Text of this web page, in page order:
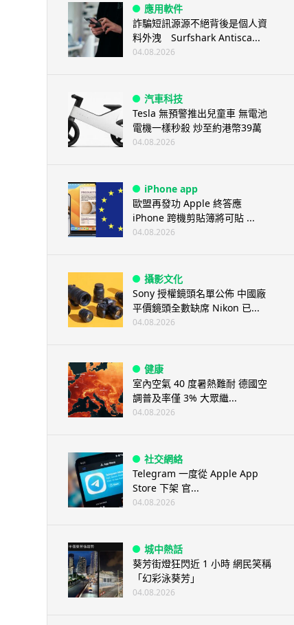
應用軟件
詐騙短訊源源不絕背後是個人資
料外洩 Surfshark Antisca...
04.08.2026
汽車科技
Tesla 無預警推出兒童車 無電池
電機一樣秒殺 炒至約港幣39萬
04.08.2026
iPhone app
歐盟再發功 Apple 終答應
iPhone 跨機剪貼簿將可貼 ...
04.08.2026
攝影文化
Sony 授權鏡頭名單公佈 中國廠
平價鏡頭全數缺席 Nikon 已...
04.08.2026
健康
室內空氣 40 度暑熱難耐 德國空
調普及率僅 3% 大眾繼...
04.08.2026
社交網絡
Telegram 一度從 Apple App
Store 下架 官...
04.08.2026
城中熱話
葵芳街燈狂閃近 1 小時 網民笑稱
「幻彩泳葵芳」
04.08.2026